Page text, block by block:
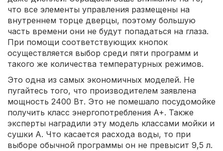
что все элементы управления размещены на
внутреннем торце дверцы, поэтому большую
часть времени они не будут попадаться на глаза.
При помощи соответствующих кнопок
осуществляется выбор среди пяти программ и
такого же количества температурных режимов.
Это одна из самых экономичных моделей. Не
пугайтесь того, что производителем заявлена
мощность 2400 Вт. Это не помешало посудомойке
получить класс энергопотребления A+. Также
эксперты наградили эту модель классами мойки и
сушки A. Что касается расхода воды, то при
выборе обычной программы он не превысит 9,5 л.